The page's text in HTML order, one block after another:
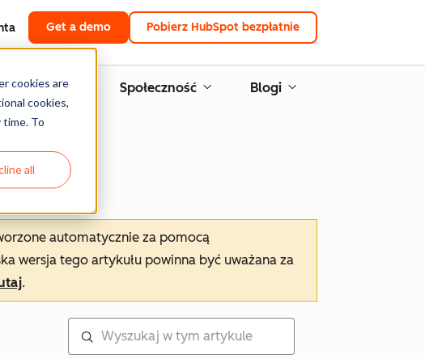
cookies are
cookies,
To
all
Get a demo Pobierz HubSpot bezpłatnie
Szkolenie Społeczność Blogi
automatycznie za pomocą
wersja tego artykułu powinna być uważana za
.